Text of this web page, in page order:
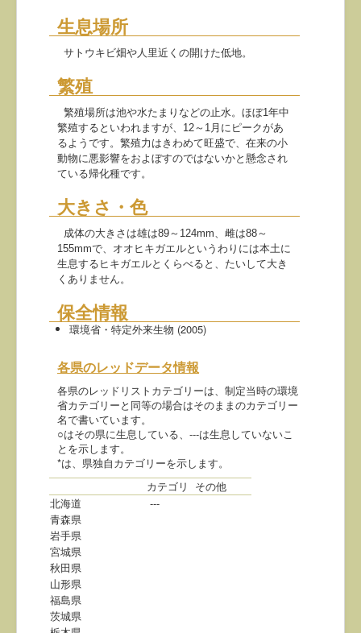
生息場所
サトウキビ畑や人里近くの開けた低地。
繁殖
繁殖場所は池や水たまりなどの止水。ほぼ1年中
繁殖するといわれますが、12～1月にピークがあ
るようです。繁殖力はきわめて旺盛で、在来の小
動物に悪影響をおよぼすのではないかと懸念され
ている帰化種です。
大きさ・色
成体の大きさは雄は89～124mm、雌は88～
155mmで、オオヒキガエルというわりには本土に
生息するヒキガエルとくらべると、たいして大き
くありません。
保全情報
環境省・特定外来生物 (2005)
各県のレッドデータ情報
各県のレッドリストカテゴリーは、制定当時の環境
省カテゴリーと同等の場合はそのままのカテゴリー
名で書いています。
○はその県に生息している、---は生息していないこ
とを示します。
*は、県独自カテゴリーを示します。
カテゴリ
その他
北海道
---
青森県
岩手県
宮城県
秋田県
山形県
福島県
茨城県